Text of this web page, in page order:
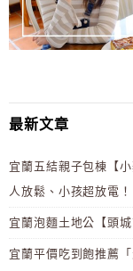
最新文章
宜蘭五結親子包棟【
人放鬆、小孩超放電！
宜蘭泡麵土地公【頭
宜蘭平價吃到飽推薦